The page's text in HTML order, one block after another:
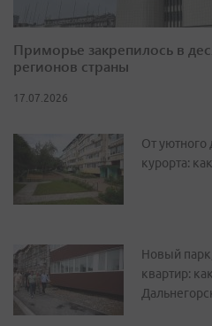
Приморье закрепилось в
регионов страны
17.07.2026
От уютного
курорта:
Новый
квартир: